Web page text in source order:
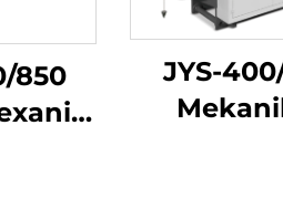
850
JYS-